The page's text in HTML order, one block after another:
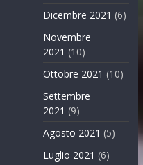
Dicembre 2021 (6)
Novembre
2021 (10)
Ottobre 2021 (10)
Settembre
2021 (9)
Agosto 2021 (5)
Luglio 2021 (6)